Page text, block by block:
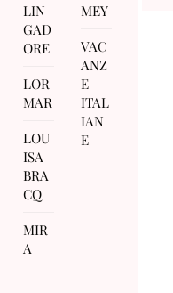
LIN
GAD
ORE
LOR
MAR
LOU
ISA
BRA
CQ
MIR
A
MEY
VAC
ANZ
E
ITAL
IAN
E